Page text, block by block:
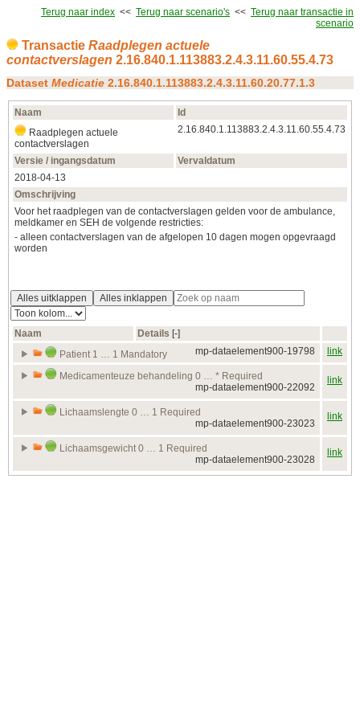
Terug naar index << Terug naar scenario's << Terug naar transactie in
scenario
Transactie Raadplegen actuele
contactverslagen 2.16.840.1.113883.2.4.3.11.60.55.4.73
Dataset Medicatie 2.16.840.1.113883.2.4.3.11.60.20.77.1.3
Naam
Id
Raadplegen actuele
contactverslagen
2.16.840.1.113883.2.4.3.11.60.55.4.73
Versie / ingangsdatum
Vervaldatum
2018‑04‑13
Omschrijving
Voor het raadplegen van de contactverslagen gelden voor de ambulance,
meldkamer en SEH de volgende restricties:
- alleen contactverslagen van de afgelopen 10 dagen mogen opgevraagd
worden
Alles uitklappen Alles inklappen
Naam Details [‑]
Patient 1 … 1 Mandatory
mp-dataelement900-19798 link
Medicamenteuze behandeling 0 … * Required
mp-dataelement900-22092
link
Lichaamslengte 0 … 1 Required
mp-dataelement900-23023
link
Lichaamsgewicht 0 … 1 Required
mp-dataelement900-23028
link